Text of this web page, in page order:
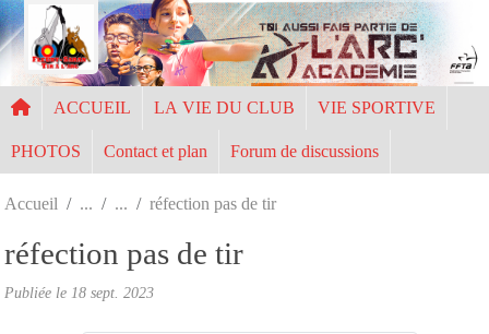
ACCUEIL LA VIE DU CLUB VIE SPORTIVE
PHOTOS Contact et plan Forum de discussions
Accueil réfection pas de tir
réfection pas de tir
Publiée le 18 sept. 2023
Panneau de gestion des cookies